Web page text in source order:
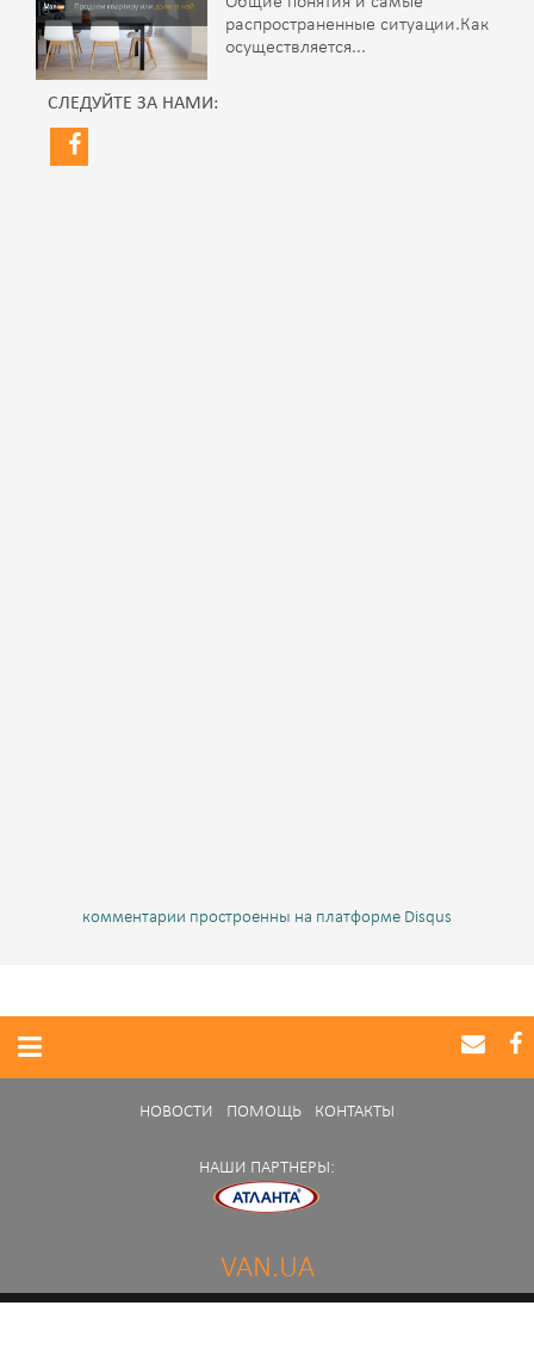
распространенные ситуации.Как
осуществляется...
СЛЕДУЙТЕ ЗА НАМИ:
комментарии простроенны на платформе Disqus
НОВОСТИ ПОМОЩЬ КОНТАКТЫ
НАШИ ПАРТНЕРЫ:
VAN.UA